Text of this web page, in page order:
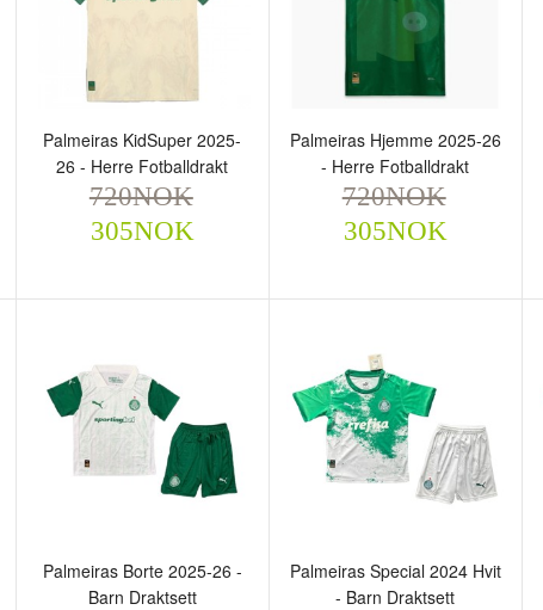
Palmeiras KidSuper 2025-
26 - Herre Fotballdrakt
720NOK 305NOK
Palmeiras Hjemme 2025-
26 - Herre Fotballdrakt
720NOK 305NOK
Palmeiras KidSuper 2025-
26 - Herre Fotballdrakt
720NOK
305NOK
Palmeiras Hjemme 2025-26
- Herre Fotballdrakt
720NOK
305NOK
Palmeiras Borte 2025-26 -
Barn Draktsett
Palmeiras Special 2024 Hvit
- Barn Draktsett